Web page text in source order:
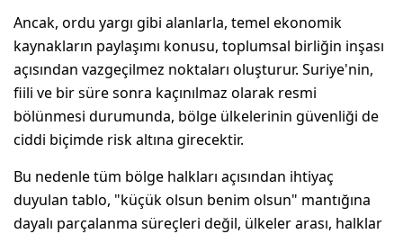
Ancak, ordu yargı gibi alanlarla, temel ekonomik
kaynakların paylaşımı konusu, toplumsal birliğin inşası
açısından vazgeçilmez noktaları oluşturur. Suriye'nin,
fiili ve bir süre sonra kaçınılmaz olarak resmi
bölünmesi durumunda, bölge ülkelerinin güvenliği de
ciddi biçimde risk altına girecektir.
Bu nedenle tüm bölge halkları açısından ihtiyaç
duyulan tablo, "küçük olsun benim olsun" mantığına
dayalı parçalanma süreçleri değil, ülkeler arası, halklar